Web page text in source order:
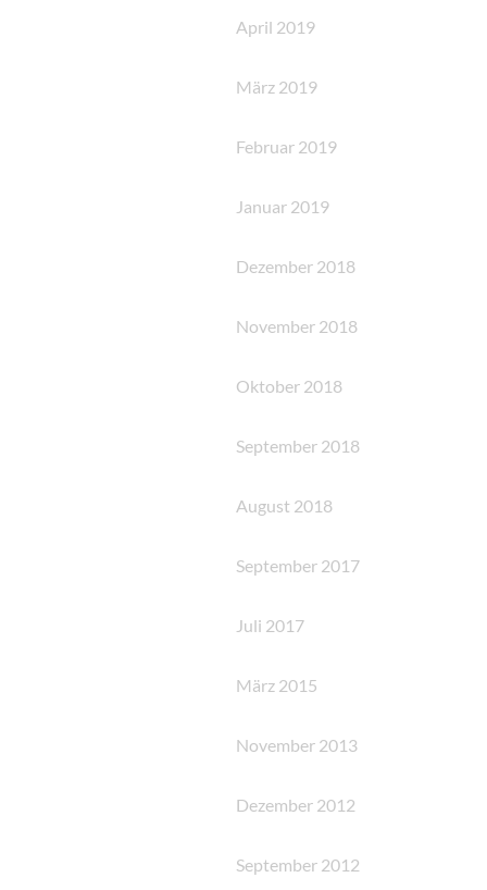
April 2019
März 2019
Februar 2019
Januar 2019
Dezember 2018
November 2018
Oktober 2018
September 2018
August 2018
September 2017
Juli 2017
März 2015
November 2013
Dezember 2012
September 2012